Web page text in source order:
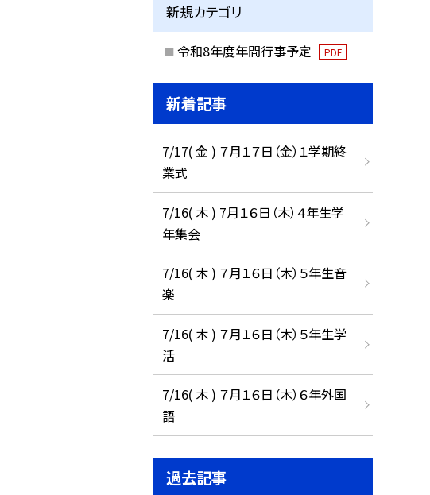
新規カテゴリ
令和8年度年間行事予定 PDF
新着記事
7/17( 金 ) ７月１７日（金）１学期終
業式
7/16( 木 ) 7月１６日（木）４年生学
年集会
7/16( 木 ) ７月１６日（木）５年生音
楽
7/16( 木 ) ７月１６日（木）５年生学
活
7/16( 木 ) ７月１６日（木）６年外国
語
過去記事